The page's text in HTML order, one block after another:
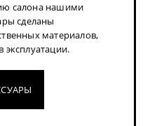
салона нашими
сделаны
материалов,